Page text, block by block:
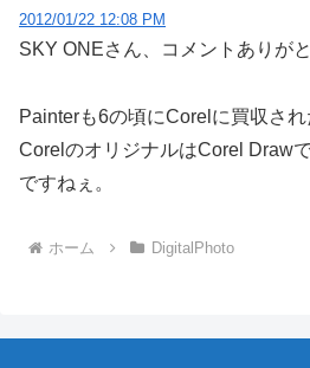
2012/01/22 12:08 PM
SKY ONEさん、コメントありが
Painterも6の頃にCorelに買収され
CorelのオリジナルはCorel Draw
ですねぇ。
ホーム DigitalPhoto